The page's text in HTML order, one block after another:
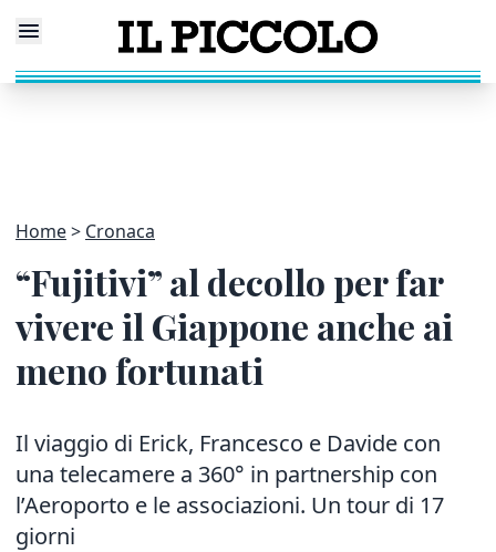
Home Cronaca
“Fujitivi” al decollo per far
vivere il Giappone anche ai
meno fortunati
Il viaggio di Erick, Francesco e Davide con
una telecamere a 360° in partnership con
l’Aeroporto e le associazioni. Un tour di 17
giorni